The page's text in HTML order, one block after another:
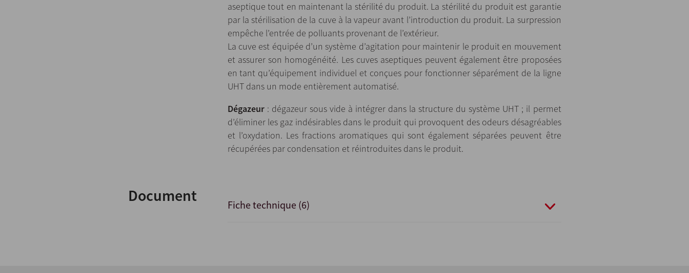
aseptique tout en maintenant la stérilité du produit. La stérilité du produit est garantie
par la stérilisation de la cuve à la vapeur avant l’introduction du produit. La surpression
empêche l’entrée de polluants provenant de l’extérieur.
La cuve est équipée d’un système d’agitation pour maintenir le produit en mouvement
et assurer son homogénéité. Les cuves aseptiques peuvent également être proposées
en tant qu’équipement individuel et conçues pour fonctionner séparément de la ligne
UHT dans un mode entièrement automatisé.
Dégazeur: dégazeur sous vide à intégrer dans la structure du système UHT ; il permet
d’éliminer les gaz indésirables dans le produit qui provoquent des odeurs désagréables
et l’oxydation. Les fractions aromatiques qui sont également séparées peuvent être
récupérées par condensation et réintroduites dans le produit.
Document Fiche technique (6)